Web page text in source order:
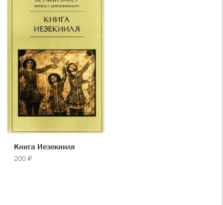
Книга Иезекииля
200 ₽